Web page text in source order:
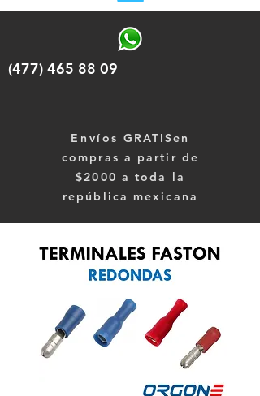
(477) 465 88 09
Envíos GRATISen
compras a partir de
$2000 a toda la
república mexicana